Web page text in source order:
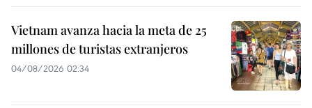
Vietnam avanza hacia la meta de 25
millones de turistas extranjeros
04/08/2026 02:34